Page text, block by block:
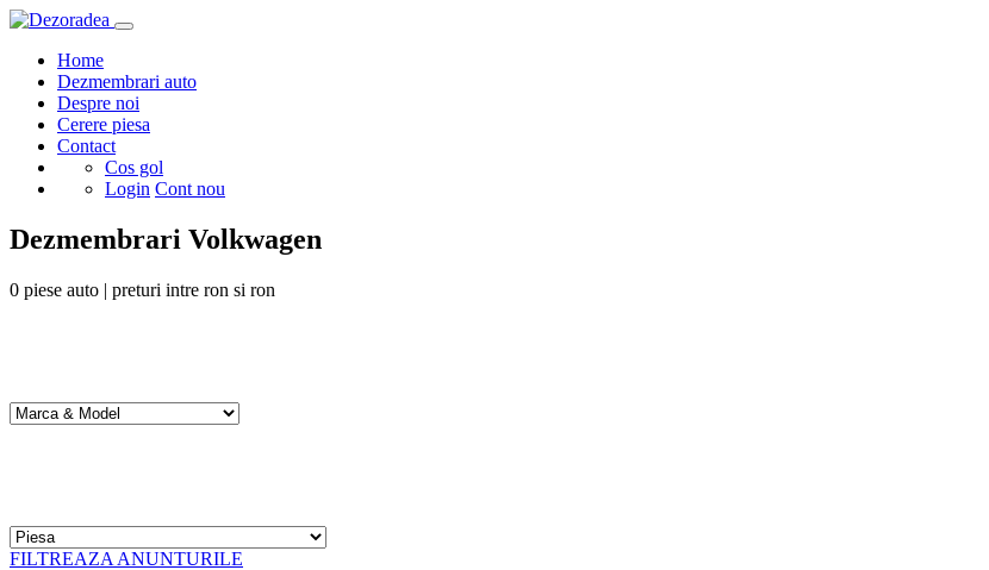
Home
Dezmembrari auto
Despre noi
Cerere piesa
Contact
Cos gol
Login Cont nou
Dezmembrari Volkwagen
0 piese auto | preturi intre ron si ron
FILTREAZA ANUNTURILE